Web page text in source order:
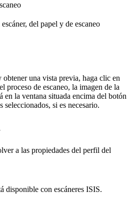
del papel y de escaneo
obtener una vista previa, haga clic en
proceso de escaneo, la imagen de la
en la ventana situada encima del botón
seleccionados, si es necesario.
a las propiedades del perfil del
disponible con escáneres ISIS.